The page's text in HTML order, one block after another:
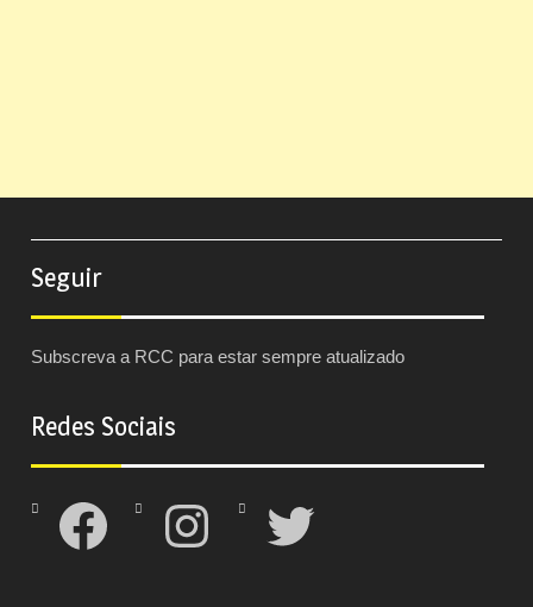
Seguir
Subscreva a RCC para estar sempre atualizado
Redes Sociais
Facebook Instagram Twitter